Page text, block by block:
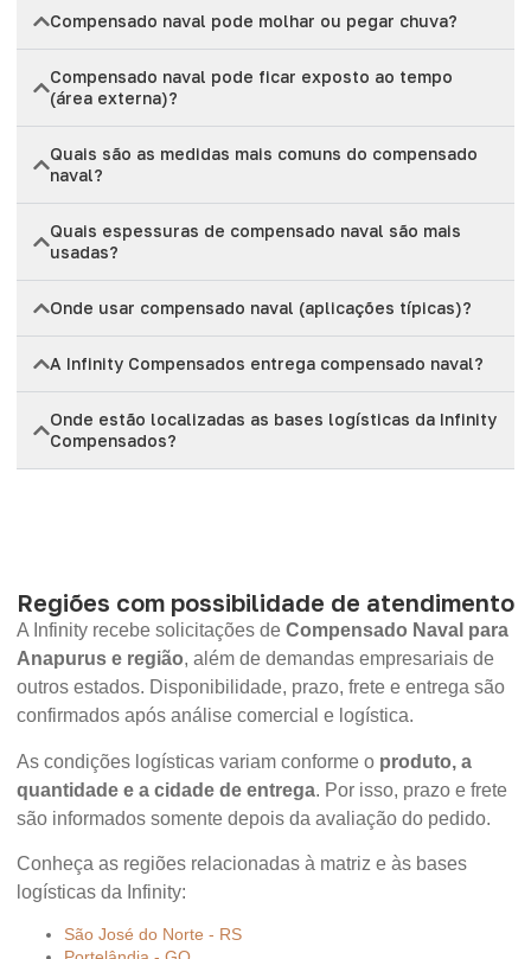
Compensado naval pode molhar ou pegar chuva?
Compensado naval pode ficar exposto ao tempo
(área externa)?
Quais são as medidas mais comuns do compensado
naval?
Quais espessuras de compensado naval são mais
usadas?
Onde usar compensado naval (aplicações típicas)?
A Infinity Compensados entrega compensado naval?
Onde estão localizadas as bases logísticas da Infinity
Compensados?
Regiões com possibilidade de atendimento
A Infinity recebe solicitações de Compensado Naval para
Anapurus e região, além de demandas empresariais de
outros estados. Disponibilidade, prazo, frete e entrega são
confirmados após análise comercial e logística.
As condições logísticas variam conforme o produto, a
quantidade e a cidade de entrega. Por isso, prazo e frete
são informados somente depois da avaliação do pedido.
Conheça as regiões relacionadas à matriz e às bases
logísticas da Infinity:
São José do Norte - RS